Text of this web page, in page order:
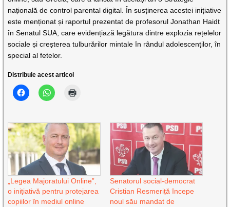
națională de control parental digital. În susținerea acestei inițiative
este menționat și raportul prezentat de profesorul Jonathan Haidt
în Senatul SUA, care evidențiază legătura dintre explozia rețelelor
sociale și creșterea tulburărilor mintale în rândul adolescenților, în
special al fetelor.
Distribuie acest articol
„Legea Majoratului Online”,
o inițiativă pentru protejarea
copiilor în mediul online
Senatorul social-democrat
Cristian Resmeriță începe
noul său mandat de